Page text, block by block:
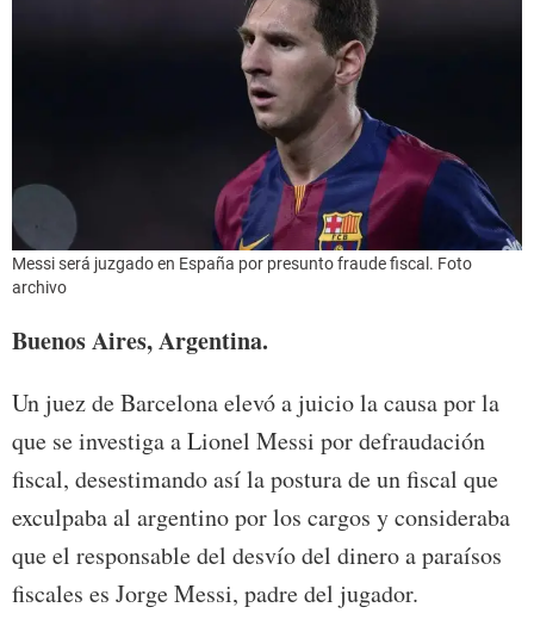
Messi será juzgado en España por presunto fraude fiscal. Foto
archivo
Buenos Aires, Argentina.
Un juez de Barcelona elevó a juicio la causa por la
que se investiga a Lionel Messi por defraudación
fiscal, desestimando así la postura de un fiscal que
exculpaba al argentino por los cargos y consideraba
que el responsable del desvío del dinero a paraísos
fiscales es Jorge Messi, padre del jugador.